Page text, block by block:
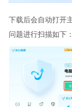
下载后会自动打开
问题进行扫描如下：